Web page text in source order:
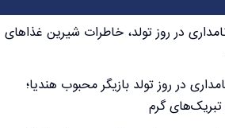
در روز تولد، خاطرات شیرین غذاهای
در روز تولد بازیگر محبوب هندیا؛
گرم